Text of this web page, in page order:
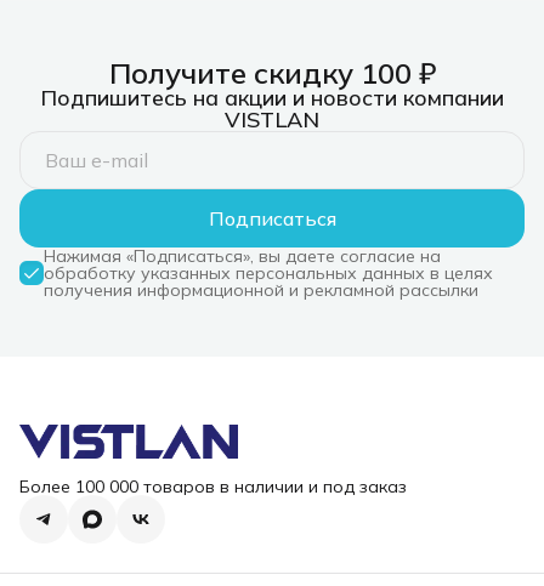
Получите скидку 100 ₽
Подпишитесь на акции и новости компании
VISTLAN
Подписаться
Нажимая «Подписаться», вы даете согласие на
обработку указанных персональных данных в целях
получения информационной и рекламной рассылки
Более 100 000 товаров в наличии и под заказ